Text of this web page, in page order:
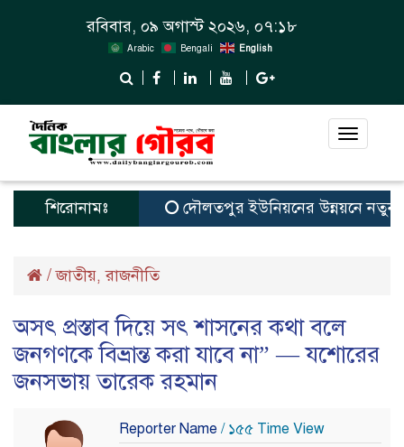
রবিবার, ০৯ অগাস্ট ২০২৬, ০৭:১৮
Arabic Bengali English
Toggle
শিরোনামঃ দৌলতপুর ইউনিয়নের উন্নয়নে নতুন স্বপ্ন
/জাতীয়,রাজনীতি
অসৎ প্রস্তাব দিয়ে সৎ শাসনের কথা বলে
জনগণকে বিভ্রান্ত করা যাবে না” — যশোরের
জনসভায় তারেক রহমান
Reporter Name / ১৫৫ Time View